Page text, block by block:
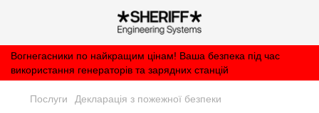
Вогнегасники по найкращим цінам! Ваша безпека під час
використання генераторів та зарядних станцій
Послуги Декларація з пожежної безпеки